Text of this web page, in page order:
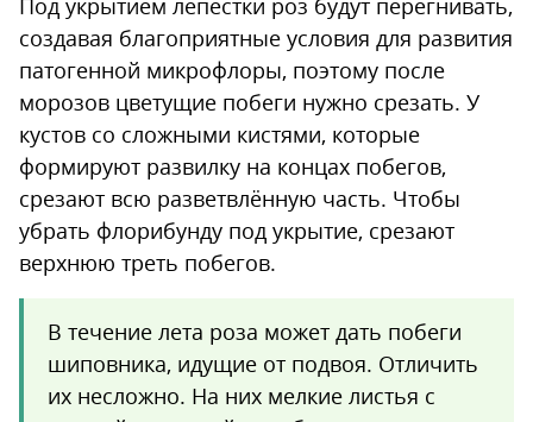
создавая благоприятные условия для развития
патогенной микрофлоры, поэтому после
морозов цветущие побеги нужно срезать. У
кустов со сложными кистями, которые
формируют развилку на концах побегов,
срезают всю разветвлённую часть. Чтобы
убрать флорибунду под укрытие, срезают
верхнюю треть побегов.
В течение лета роза может дать побеги
шиповника, идущие от подвоя. Отличить
их несложно. На них мелкие листья с